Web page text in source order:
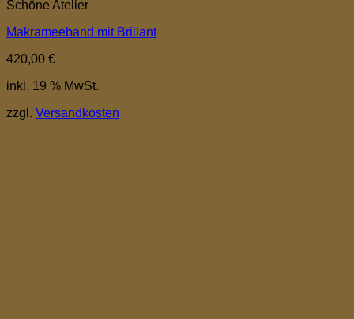
Schöne Atelier
Makrameeband mit Brillant
420,00 €
inkl. 19 % MwSt.
zzgl. Versandkosten